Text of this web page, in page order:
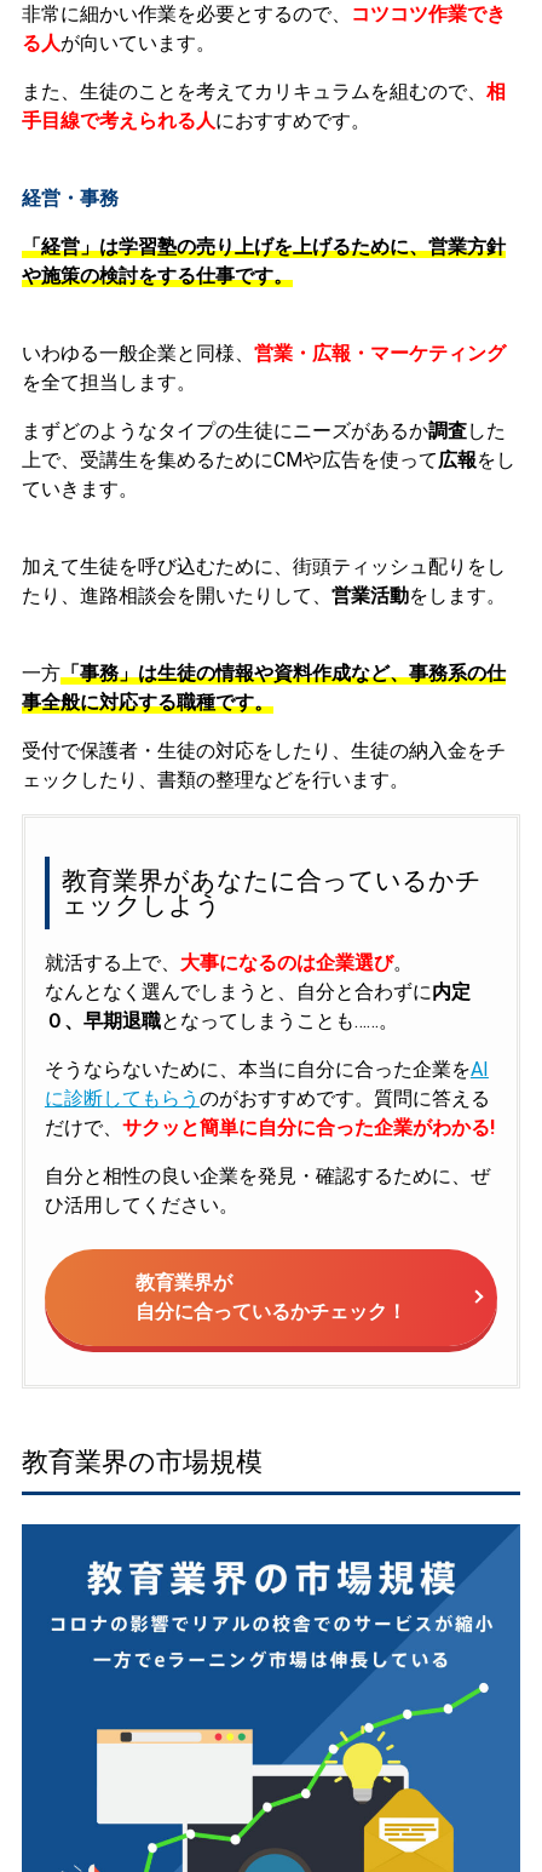
非常に細かい作業を必要とするので、
コツコツ作業でき
る人が向いています。
また、生徒のことを考えてカリキュラムを組むので、 相
手目線で考えられる人におすすめです。
経営・事務
「経営」は学習塾の売り上げを上げるために、営業方針
や施策の検討をする仕事です。
いわゆる一般企業と同様、 営業・広報・マーケティング
を全て担当します。
まずどのようなタイプの生徒にニーズがあるか調査した
上で、受講生を集めるためにCMや広告を使って広報をし
ていきます。
加えて生徒を呼び込むために、街頭ティッシュ配りをし
たり、進路相談会を開いたりして、 営業活動をします。
一方「事務」は生徒の情報や資料作成など、事務系の仕
事全般に対応する職種です。
受付で保護者・生徒の対応をしたり、生徒の納入金をチ
ェックしたり、書類の整理などを行います。
教育業界があなたに合っているかチ
ェックしよう
就活する上で、 大事になるのは企業選び。
なんとなく選んでしまうと、自分と合わずに内定
０、早期退職となってしまうことも……。
そうならないために、本当に自分に合った企業をAI
に診断してもらう のがおすすめです。質問に答える
だけで、 サクッと簡単に自分に合った企業がわかる!
自分と相性の良い企業を発見・確認するために、ぜ
ひ活用してください。
教育業界が
自分に合っているかチェック！
教育業界の市場規模